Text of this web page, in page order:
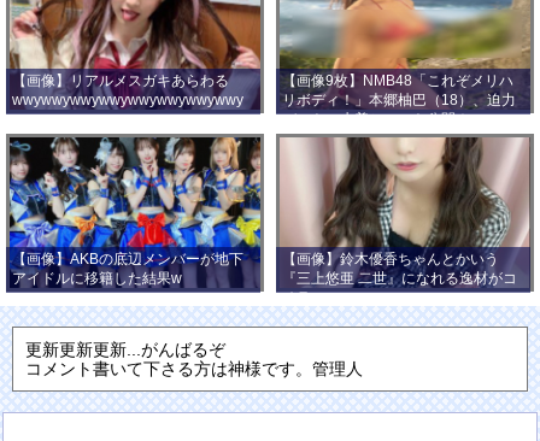
【画像】リアルメスガキあらわる
wwywwywwywwywwywwywwywwy
wwy
【画像9枚】NMB48「これぞメリハ
リボディ！」本郷柚巴（18）、迫力
バストの水着ショット公開！
【画像】AKBの底辺メンバーが地下
アイドルに移籍した結果w
【画像】鈴木優香ちゃんとかいう
『三上悠亜 二世』になれる逸材がコ
チラ
更新更新更新...がんばるぞ
コメント書いて下さる方は神様です。管理人